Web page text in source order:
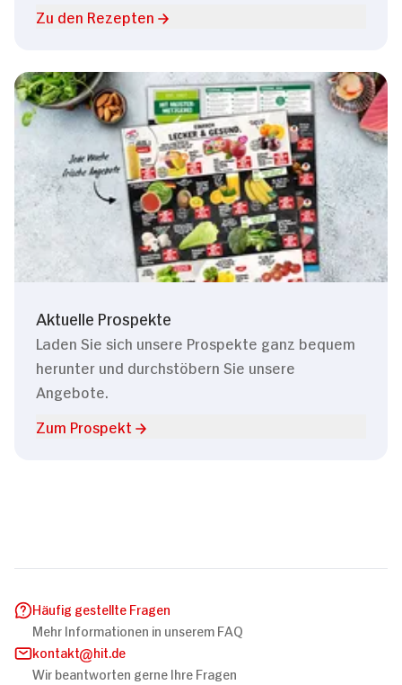
Zu den Rezepten
Aktuelle Prospekte
Laden Sie sich unsere Prospekte ganz bequem
herunter und durchstöbern Sie unsere
Angebote.
Zum Prospekt
Häufig gestellte Fragen
Mehr Informationen in unserem FAQ
kontakt
hit.de
Wir beantworten gerne Ihre Fragen